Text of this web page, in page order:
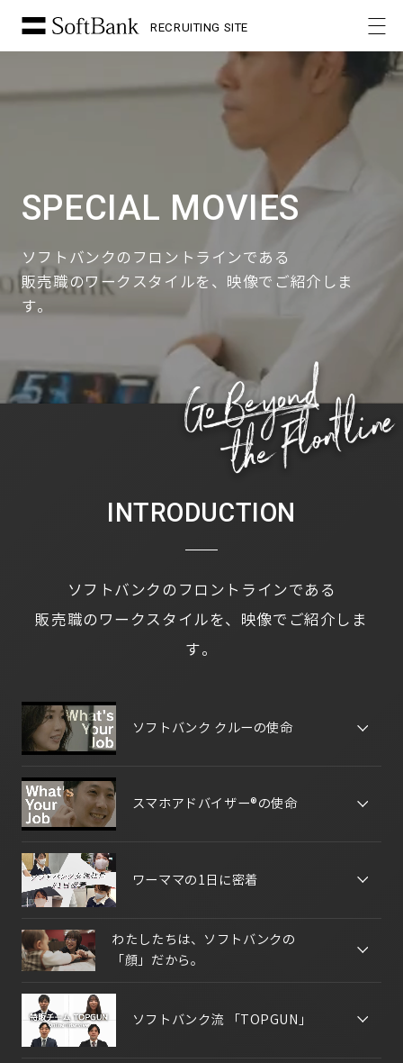
RECRUITING SITE
SPECIAL MOVIES
ソフトバンクのフロントラインである
販売職のワークスタイルを、映像でご紹介しま
す。
INTRODUCTION
ソフトバンクのフロントラインである
販売職のワークスタイルを、映像でご紹介しま
す。
ソフトバンク クルーの使命
スマホアドバイザー®の使命
ワーママの1日に密着
わたしたちは、ソフトバンクの
「顔」だから。
ソフトバンク流 「TOPGUN」